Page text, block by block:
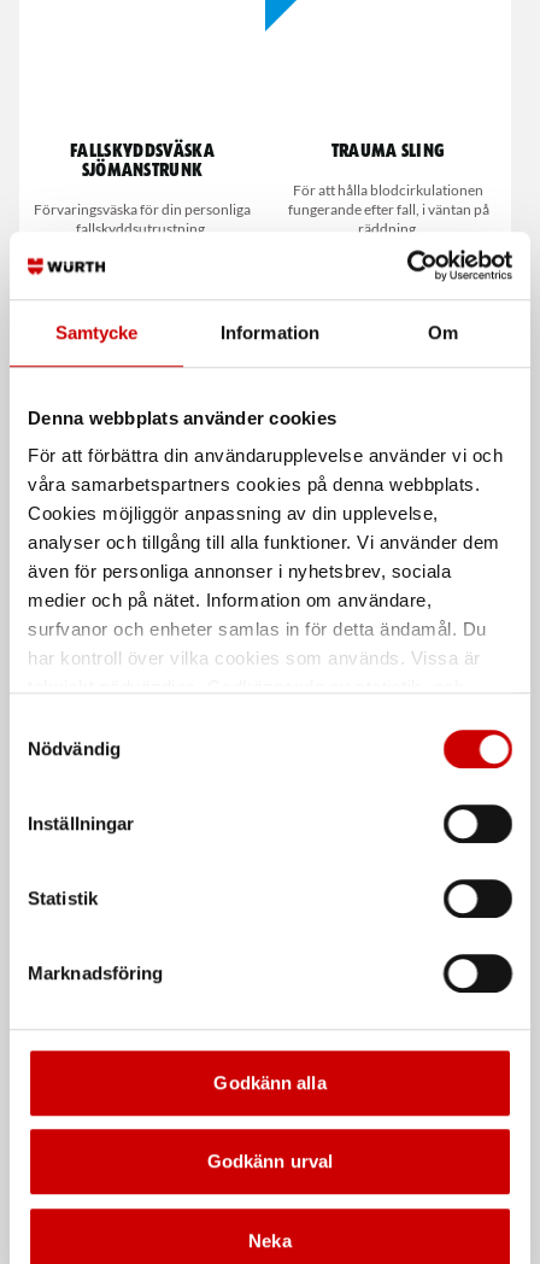
Samtycke Information Om
Denna webbplats använder cookies
För att förbättra din användarupplevelse använder vi och
våra samarbetspartners cookies på denna webbplats.
Cookies möjliggör anpassning av din upplevelse,
analyser och tillgång till alla funktioner. Vi använder dem
även för personliga annonser i nyhetsbrev, sociala
medier och på nätet. Information om användare,
surfvanor och enheter samlas in för detta ändamål. Du
har kontroll över vilka cookies som används. Vissa är
länder utanför EU med olika dataskyddsnormer. Genom
att godkänna samtycker du till sådana överföringar. Läs
Nödvändig
Inställningar
Statistik
Marknadsföring
Godkänn alla
Godkänn urval
Neka
Fallskyddsväska
sjömanstrunk
Förvaringsväska för din personliga
fallskyddsutrustning.
Trauma Sling
För att hålla blodcirkulationen
fungerande efter fall, i väntan på
räddning.
Räddningsenhet Skylotec
Milan 2.0 Power
För manuell och eldriven räddning.
Levereras med 50 m rep (Super
Static 9 mm).
Nedfirningsdon Skylotec
Sirius
För smidig och kontrollerad
nedstigning.
De som köpte, köpte även
Kampanj
Kampanj Kampanj